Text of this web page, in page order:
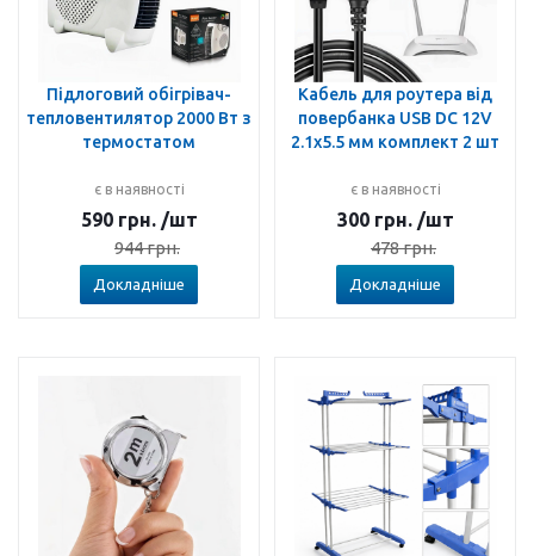
Підлоговий обігрівач-
тепловентилятор 2000 Вт з
термостатом
є в наявності
590 грн. /шт
944грн.
Докладніше
Кабель для роутера від
повербанка USB DC 12V
2.1x5.5 мм комплект 2 шт
є в наявності
300 грн. /шт
478грн.
Докладніше